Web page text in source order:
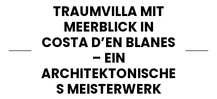
TRAUMVILLA MIT
MEERBLICK IN
COSTA D’EN BLANES
– EIN
ARCHITEKTONISCHE
S MEISTERWERK